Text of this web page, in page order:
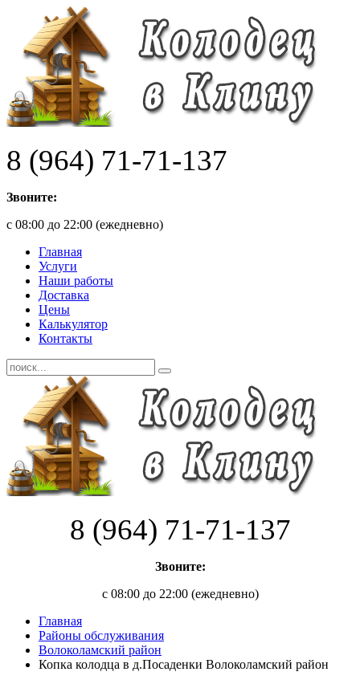
8 (964) 71-71-137
Звоните:
с 08:00 до 22:00 (ежедневно)
Главная
Услуги
Наши работы
Доставка
Цены
Калькулятор
Контакты
8 (964) 71-71-137
Звоните:
с 08:00 до 22:00 (ежедневно)
Главная
Районы обслуживания
Волоколамский район
Копка колодца в д.Посаденки Волоколамский район